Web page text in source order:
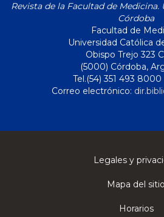
Revista de la Facultad de
Córdoba
Facultad de
Universidad Católica
Obispo Trejo 323
(5000) Córdoba,
Tel.(54) 351 493
Correo electrónico:
Legales y
Mapa del sitio
Horarios